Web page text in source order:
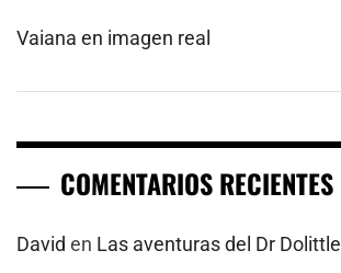
Vaiana en imagen real
COMENTARIOS RECIENTES
David en Las aventuras del Dr Dolittle